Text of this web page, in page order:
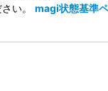
い。 magi状態基準